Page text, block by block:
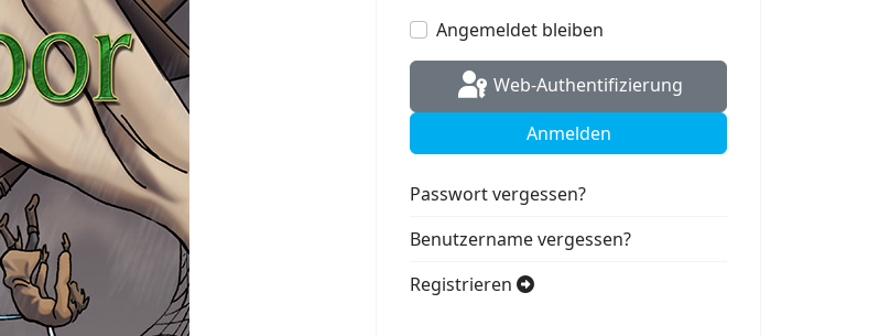
Angemeldet bleiben
Web-Authentifizierung
Anmelden
Passwort vergessen?
Benutzername vergessen?
Registrieren